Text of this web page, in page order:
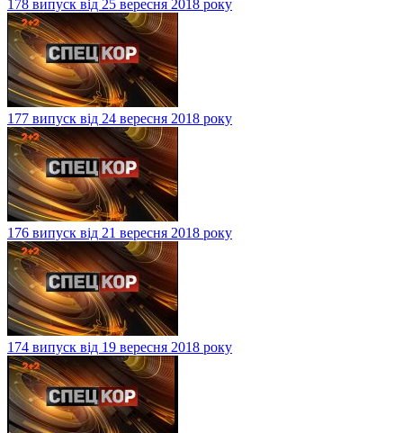
178 випуск від 25 вересня 2018 року
177 випуск від 24 вересня 2018 року
176 випуск від 21 вересня 2018 року
174 випуск від 19 вересня 2018 року